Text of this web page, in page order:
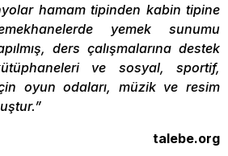
hamam tipinden kabin tipine
yemek sunumu
ders çalışmalarına destek
ve sosyal, sportif,
oyun odaları, müzik ve resim
talebe.org